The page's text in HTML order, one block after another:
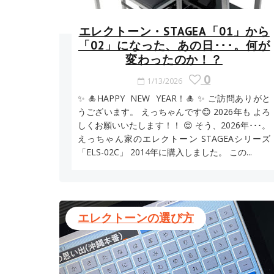
エレクトーン・STAGEA「01」から
「02」になった、あの日･･･。何が
変わったのか！？
1/13/2026 0
✨ 🎍HAPPY NEW YEAR！🎍 ✨ ご訪問ありがと
うございます。 えっちゃんです😊 2026年も よろ
しくお願いいたします！！ 😌 そう、2026年･･･。
えっちゃん家のエレクトーン STAGEAシリーズ
「ELS-02C」 2014年に購入しました。 この...
エレクトーンの選び方